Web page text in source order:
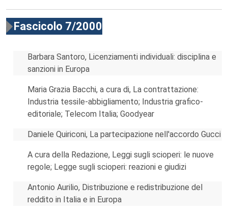
Fascicolo 7/2000
Barbara Santoro, Licenziamenti individuali: disciplina e
sanzioni in Europa
Maria Grazia Bacchi, a cura di, La contrattazione:
Industria tessile-abbigliamento; Industria grafico-
editoriale; Telecom Italia; Goodyear
Daniele Quiriconi, La partecipazione nell'accordo Gucci
A cura della Redazione, Leggi sugli scioperi: le nuove
regole; Legge sugli scioperi: reazioni e giudizi
Antonio Aurilio, Distribuzione e redistribuzione del
reddito in Italia e in Europa